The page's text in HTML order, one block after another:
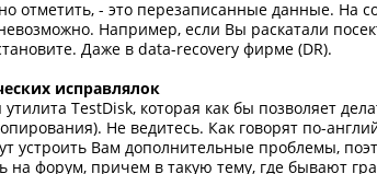
отметить, - это перезаписанные данные. На
Например, если Вы раскатали
Даже в data-recovery фирме (DR).
исправлялок
TestDisk, которая как бы позволяет
Не ведитесь. Как говорят по-
устроить Вам дополнительные проблемы,
на форум, причем в такую тему, где бывают